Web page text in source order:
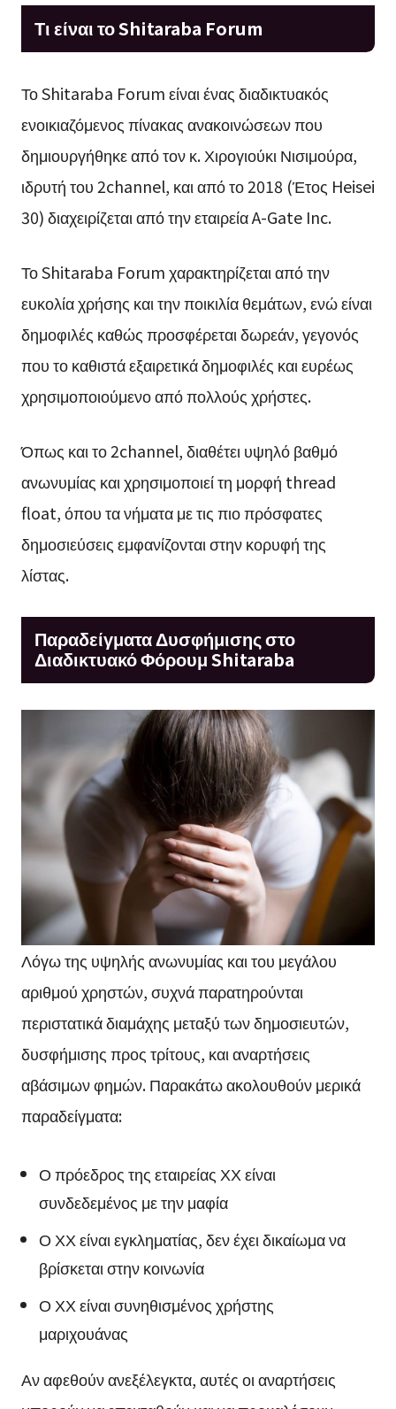
Τι είναι το Shitaraba Forum
Το Shitaraba Forum είναι ένας διαδικτυακός
ενοικιαζόμενος πίνακας ανακοινώσεων που
δημιουργήθηκε από τον κ. Χιρογιούκι Νισιμούρα,
ιδρυτή του 2channel, και από το 2018 (Έτος Heisei
30) διαχειρίζεται από την εταιρεία A-Gate Inc.
Το Shitaraba Forum χαρακτηρίζεται από την
ευκολία χρήσης και την ποικιλία θεμάτων, ενώ είναι
δημοφιλές καθώς προσφέρεται δωρεάν, γεγονός
που το καθιστά εξαιρετικά δημοφιλές και ευρέως
χρησιμοποιούμενο από πολλούς χρήστες.
Όπως και το 2channel, διαθέτει υψηλό βαθμό
ανωνυμίας και χρησιμοποιεί τη μορφή thread
float, όπου τα νήματα με τις πιο πρόσφατες
δημοσιεύσεις εμφανίζονται στην κορυφή της
λίστας.
Παραδείγματα Δυσφήμισης στο
Διαδικτυακό Φόρουμ Shitaraba
Λόγω της υψηλής ανωνυμίας και του μεγάλου
αριθμού χρηστών, συχνά παρατηρούνται
περιστατικά διαμάχης μεταξύ των δημοσιευτών,
δυσφήμισης προς τρίτους, και αναρτήσεις
αβάσιμων φημών. Παρακάτω ακολουθούν μερικά
παραδείγματα:
Ο πρόεδρος της εταιρείας ΧΧ είναι
συνδεδεμένος με την μαφία
Ο ΧΧ είναι εγκληματίας, δεν έχει δικαίωμα να
βρίσκεται στην κοινωνία
Ο ΧΧ είναι συνηθισμένος χρήστης
μαριχουάνας
Αν αφεθούν ανεξέλεγκτα, αυτές οι αναρτήσεις